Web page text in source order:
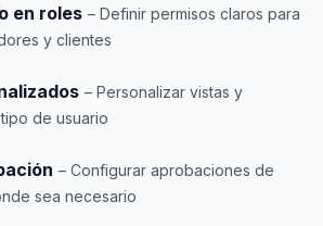
en roles – Definir permisos claros para
y clientes
– Personalizar vistas y
de usuario
– Configurar aprobaciones de
sea necesario